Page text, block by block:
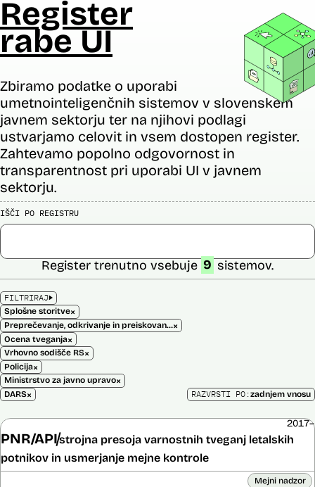
Register
rabe UI
Zbiramo podatke o uporabi
umetnointeligenčnih sistemov v slovenskem
javnem sektorju ter na njihovi podlagi
ustvarjamo celovit in vsem dostopen register.
Zahtevamo popolno odgovornost in
transparentnost pri uporabi UI v javnem
sektorju.
IŠČI PO REGISTRU
FILTRIRAJ
Splošne storitve×
Preprečevanje, odkrivanje in preiskovanje kaznivih dejanj×
Ocena tveganja×
Vrhovno sodišče RS×
Policija×
Ministrstvo za javno upravo×
DARS×
Register trenutno vsebuje 9 sistemov.
RAZVRSTI PO:zadnjem vnosu
PNR/APIstrojna presoja varnostnih tveganj letalskih
potnikov in usmerjanje mejne kontrole
2017–
Mejni nadzor